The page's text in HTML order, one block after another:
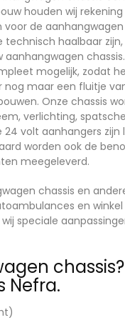
houden wij
de aanhangwagen
technisch haalbaar
aanhangwagen
mogelijk, zodat
nog maar een fluitje
Onze chassis
verlichting,
24 volt aanhangers zijn
worden ook de
meegeleverd.
chassis en
en
speciale
Nefra.